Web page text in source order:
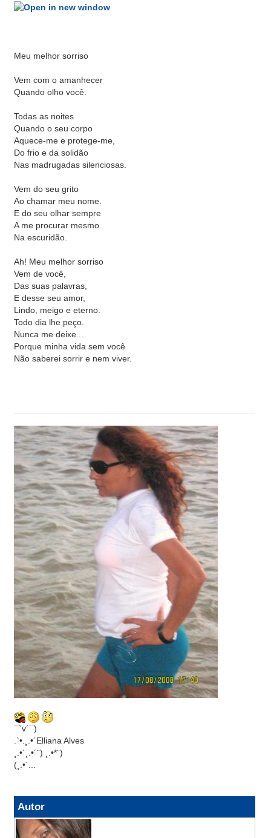
Meu melhor sorriso
Vem com o amanhecer
Quando olho você.
Todas as noites
Quando o seu corpo
Aquece-me e protege-me,
Do frio e da solidão
Nas madrugadas silenciosas.
Vem do seu grito
Ao chamar meu nome.
E do seu olhar sempre
A me procurar mesmo
Na escuridão.
Ah! Meu melhor sorriso
Vem de você,
Das suas palavras,
E desse seu amor,
Lindo, meigo e eterno.
Todo dia lhe peço.
Nunca me deixe...
Porque minha vida sem você
Não saberei sorrir e nem viver.
¯`v´¯)
.`•.¸.•´Elliana Alves
¸.•´¸.•´¨) ¸.•*¨)
(¸.•´...
Autor